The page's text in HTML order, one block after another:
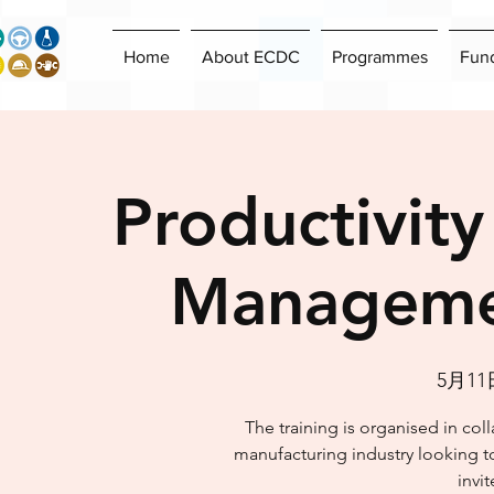
Home About ECDC Programmes
5月11
The training is organised in
manufacturing industry looking